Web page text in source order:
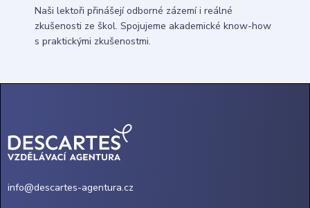
Naši lektoři přinášejí odborné zázemí i reálné
zkušenosti ze škol. Spojujeme akademické know-how
s praktickými zkušenostmi.
info@descartes-agentura.cz